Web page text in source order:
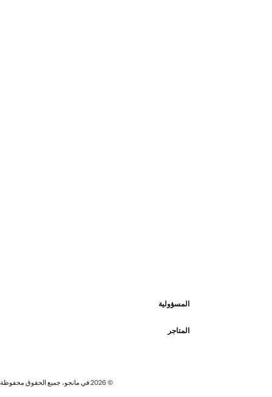
المسؤولية
المتاجر
© 2026 في مانجو، جميع الحقوق محفوظة